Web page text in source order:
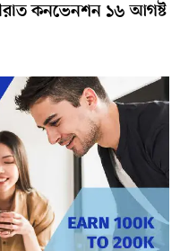
কনভেনশন ১৬ আগষ্ট